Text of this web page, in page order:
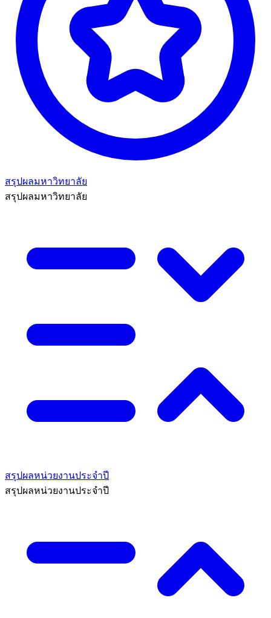
สรุปผลมหาวิทยาลัย
สรุปผลมหาวิทยาลัย
สรุปผลหน่วยงานประจำปี
สรุปผลหน่วยงานประจำปี